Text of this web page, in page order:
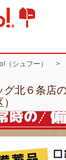
（シュフー） >
グ北６条店